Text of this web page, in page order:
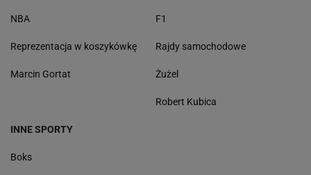
NBA
Reprezentacja w koszykówkę
Marcin Gortat
F1
Rajdy samochodowe
Żużel
Robert Kubica
INNE SPORTY
Boks